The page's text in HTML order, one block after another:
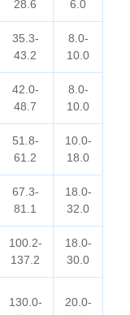
28.6
6.0
35.3-
43.2
8.0-
10.0
42.0-
48.7
8.0-
10.0
51.8-
61.2
10.0-
18.0
67.3-
81.1
18.0-
32.0
100.2-
137.2
18.0-
30.0
130.0-
20.0-